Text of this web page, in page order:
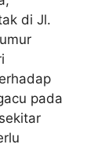
di Jl.
pada